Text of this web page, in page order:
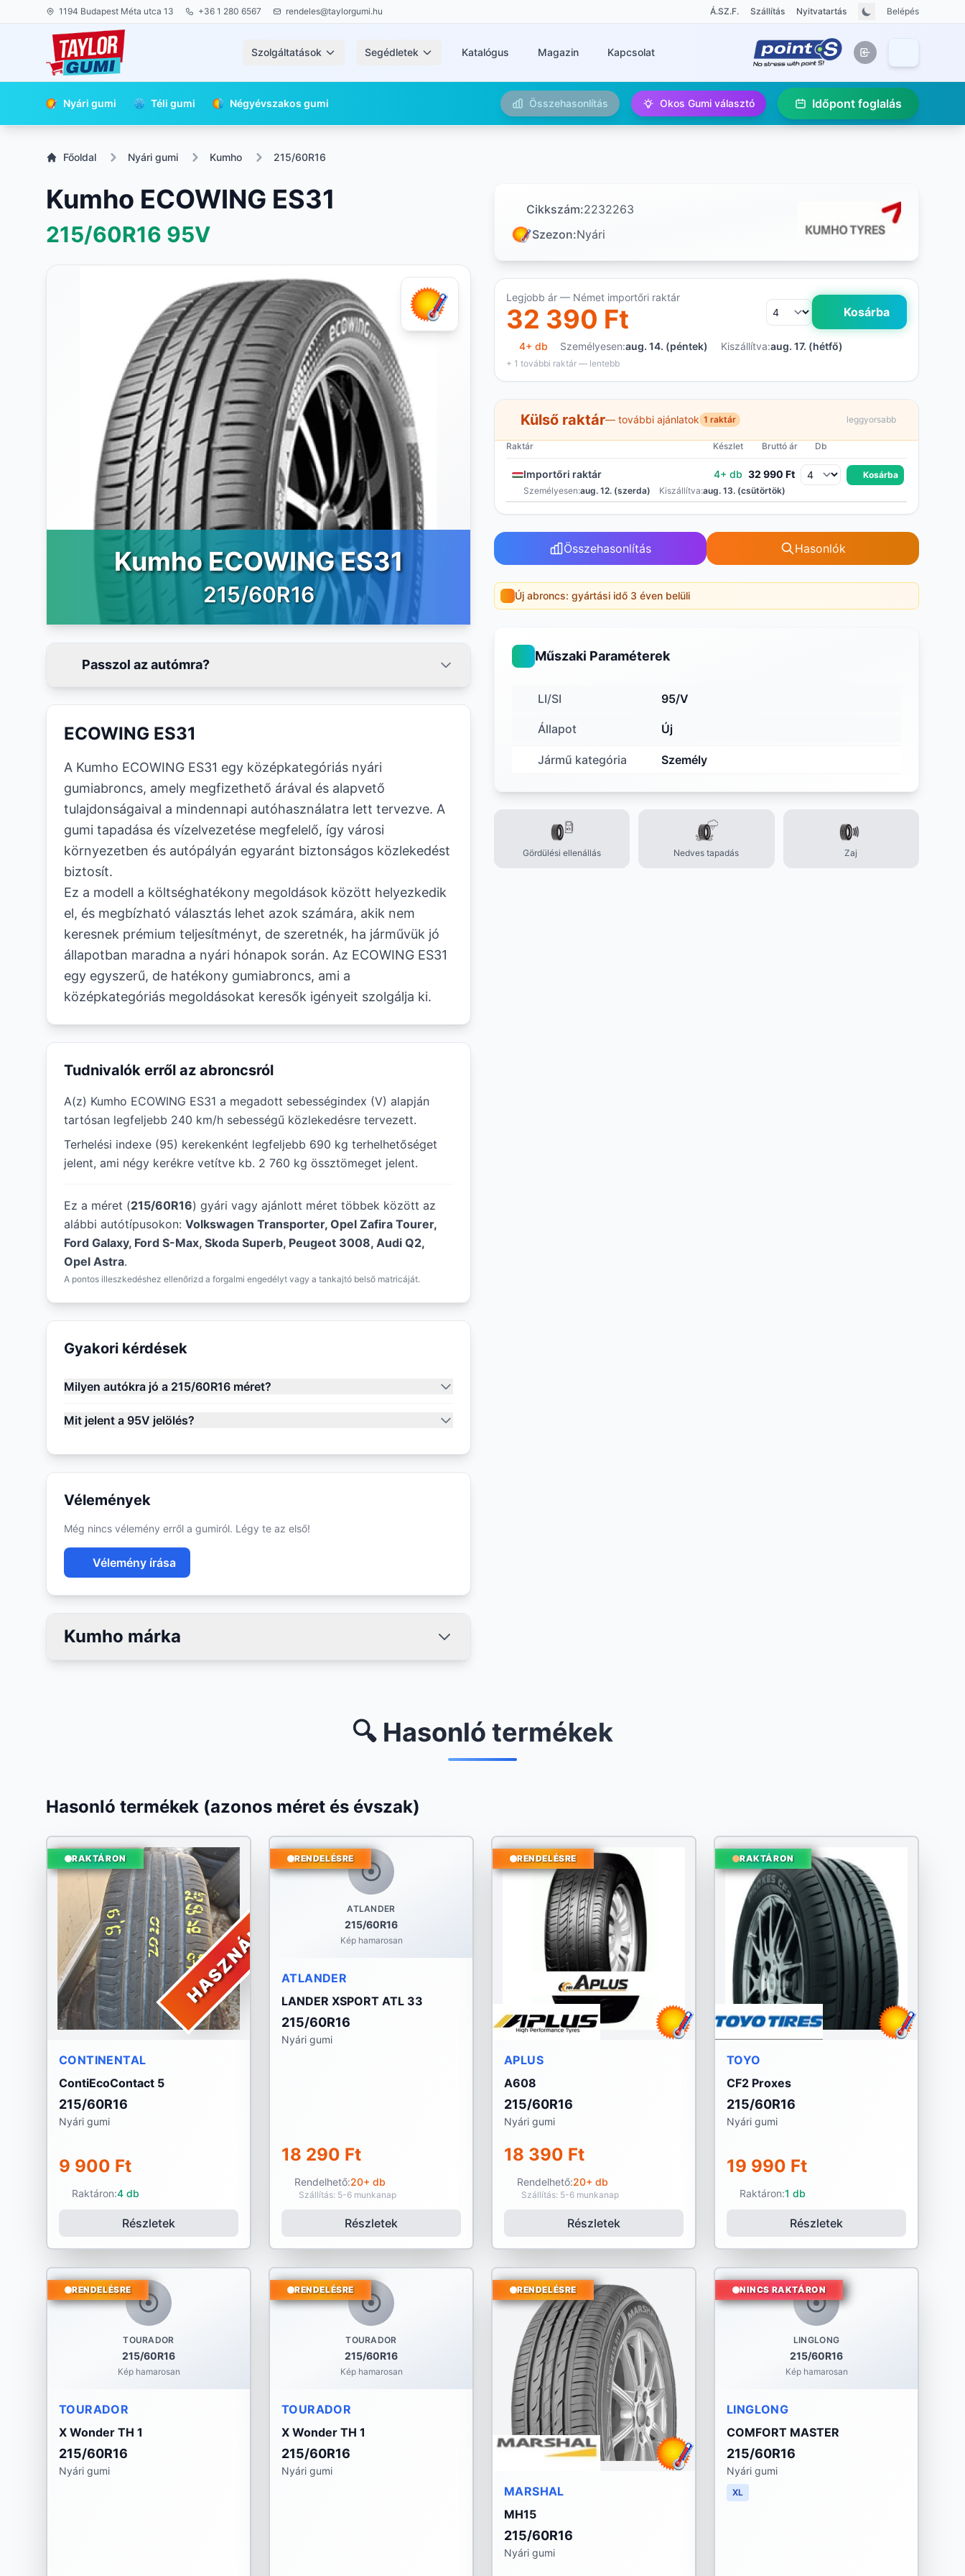
1194 Budapest Méta utca 13 +36 1 280 6567 rendeles@taylorgumi.hu Á.SZ.F. Szállítás Nyitvatartás Belépés
Szolgáltatások Segédletek Katalógus Magazin Kapcsolat
Nyári gumi Téli gumi Négyévszakos gumi Összehasonlítás Okos Gumi választó Időpont foglalás
Főoldal Nyári gumi Kumho 215/60R16
Kumho ECOWING ES31
215/60R16 95V
Kumho ECOWING ES31
215/60R16
Passzol az autómra?
ECOWING ES31
A Kumho ECOWING ES31 egy középkategóriás nyári
gumiabroncs, amely megfizethető árával és alapvető
tulajdonságaival a mindennapi autóhasználatra lett tervezve. A
gumi tapadása és vízelvezetése megfelelő, így városi
környezetben és autópályán egyaránt biztonságos közlekedést
biztosít.
Ez a modell a költséghatékony megoldások között helyezkedik
el, és megbízható választás lehet azok számára, akik nem
keresnek prémium teljesítményt, de szeretnék, ha járművük jó
állapotban maradna a nyári hónapok során. Az ECOWING ES31
egy egyszerű, de hatékony gumiabroncs, ami a
középkategóriás megoldásokat keresők igényeit szolgálja ki.
Tudnivalók erről az abroncsról
A(z) Kumho ECOWING ES31 a megadott sebességindex (V) alapján
tartósan legfeljebb 240 km/h sebességű közlekedésre tervezett.
Terhelési indexe (95) kerekenként legfeljebb 690 kg terhelhetőséget
jelent, ami négy kerékre vetítve kb. 2 760 kg össztömeget jelent.
Ez a méret (215/60R16) gyári vagy ajánlott méret többek között az
alábbi autótípusokon: Volkswagen Transporter, Opel Zafira Tourer,
Ford Galaxy, Ford S-Max, Skoda Superb, Peugeot 3008, Audi Q2,
Opel Astra.
A pontos illeszkedéshez ellenőrizd a forgalmi engedélyt vagy a tankajtó belső matricáját.
Gyakori kérdések
Milyen autókra jó a 215/60R16 méret?
Mit jelent a 95V jelölés?
Vélemények
Még nincs vélemény erről a gumiról. Légy te az első!
Vélemény írása
Kumho márka
Cikkszám:2232263
Szezon:Nyári
Legjobb ár — Német importőri raktár
32 390 Ft Kosárba
4+ db Személyesen:aug. 14. (péntek) Kiszállítva:aug. 17. (hétfő)
+ 1 további raktár — lentebb
Külső raktár— további ajánlatok 1 raktár leggyorsabb
Raktár Készlet Bruttó ár Db
Importőri raktár 4+ db 32 990 Ft
Kosárba
Személyesen:aug. 12. (szerda) Kiszállítva:aug. 13. (csütörtök)
Összehasonlítás Hasonlók
Új abroncs: gyártási idő 3 éven belüli
Műszaki Paraméterek
LI/SI 95/V
Állapot Új
Jármű kategória Személy
Gördülési ellenállás Nedves tapadás Zaj
🔍 Hasonló termékek
Hasonló termékek (azonos méret és évszak)
HASZNÁLT
RAKTÁRON
CONTINENTAL
ContiEcoContact 5
215/60R16
Nyári gumi
9 900 Ft
Raktáron:4 db
Részletek
ATLANDER
215/60R16
Kép hamarosan
RENDELÉSRE
ATLANDER
LANDER XSPORT ATL 33
215/60R16
Nyári gumi
18 290 Ft
Rendelhető:20+ db
Szállítás: 5-6 munkanap
Részletek
RENDELÉSRE
APLUS
A608
215/60R16
Nyári gumi
18 390 Ft
Rendelhető:20+ db
Szállítás: 5-6 munkanap
Részletek
RAKTÁRON
TOYO
CF2 Proxes
215/60R16
Nyári gumi
19 990 Ft
Raktáron:1 db
Részletek
TOURADOR
215/60R16
Kép hamarosan
RENDELÉSRE
TOURADOR
X Wonder TH 1
215/60R16
Nyári gumi
TOURADOR
215/60R16
Kép hamarosan
RENDELÉSRE
TOURADOR
X Wonder TH 1
215/60R16
Nyári gumi
RENDELÉSRE
MARSHAL
MH15
215/60R16
Nyári gumi
LINGLONG
215/60R16
Kép hamarosan
NINCS RAKTÁRON
LINGLONG
COMFORT MASTER
215/60R16
Nyári gumi
XL